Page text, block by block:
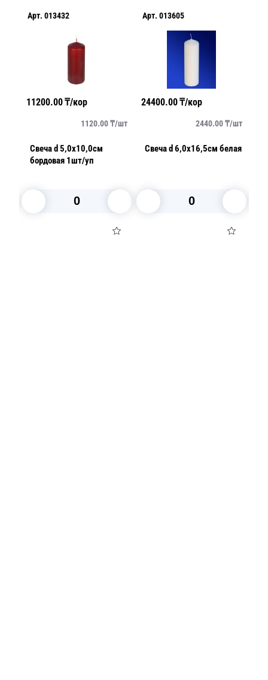
Арт. 013432
11200.00₸/кор
1120.00₸/шт
Свеча d 5,0х10,0см
бордовая 1шт/уп
Арт. 013605
24400.00₸/кор
2440.00₸/шт
Свеча d 6,0х16,5см белая